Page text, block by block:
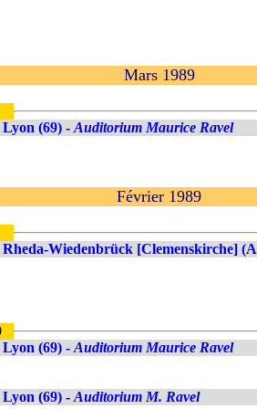
Mars 1989
Lyon (69) - Auditorium Maurice Ravel
Février 1989
Rheda-Wiedenbrück [Clemenskirche]
Lyon (69) - Auditorium Maurice Ravel
Lyon (69) - Auditorium M. Ravel